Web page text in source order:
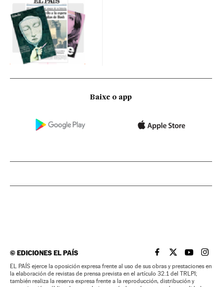
Baixe o app
©EDICIONES EL PAÍS EL PAÍS BRASIL EN
EL PAÍSEL PAÍS
EL
EL PAÍS ejerce la oposición expresa frente al uso de sus obras y prestaciones en
la elaboración de revistas de prensa prevista en el artículo 32.1 del TRLPI;
también realiza la reserva expresa frente a la reproducción, distribución y